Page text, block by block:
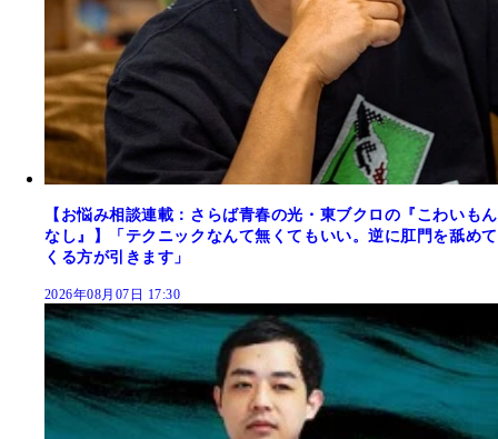
【お悩み相談連載：さらば青春の光・東ブクロの『こわいもん
なし』】「テクニックなんて無くてもいい。逆に肛門を舐めて
くる方が引きます」
2026年08月07日 17:30